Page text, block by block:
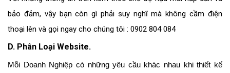
bảo đảm, vậy bạn còn gì phải suy nghĩ mà không cầm điện
thoại lên và gọi ngay cho chúng tôi : 0902 804 084
D. Phân Loại Website.
Mỗi Doanh Nghiệp có những yêu cầu khác nhau khi thiết kế